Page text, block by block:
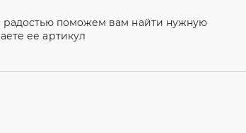
радостью поможем вам найти нужную
ее артикул